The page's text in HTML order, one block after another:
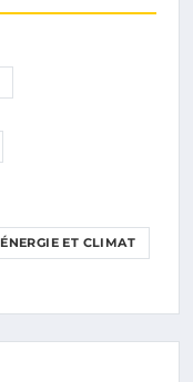
ÉNERGIE ET CLIMAT